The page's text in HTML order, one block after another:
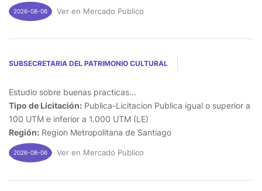
2026-08-06 Ver en Mercado Publico
SUBSECRETARIA DEL PATRIMONIO CULTURAL
Estudio sobre buenas practicas...
Tipo de Licitación: Publica-Licitacion Publica igual o superior a
100 UTM e inferior a 1.000 UTM (LE)
Región: Region Metropolitana de Santiago
2026-08-06 Ver en Mercado Publico